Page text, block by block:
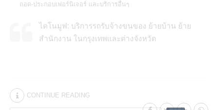
ถอด-ประกอบเฟอร์นิเจอร์ และบริการอื่นๆ
ไดโนมูฟ: บริการรถรับจ้างขนของ ย้ายบ้าน ย้าย
สำนักงาน ในกรุงเทพและต่างจังหวัด
CONTINUE READING